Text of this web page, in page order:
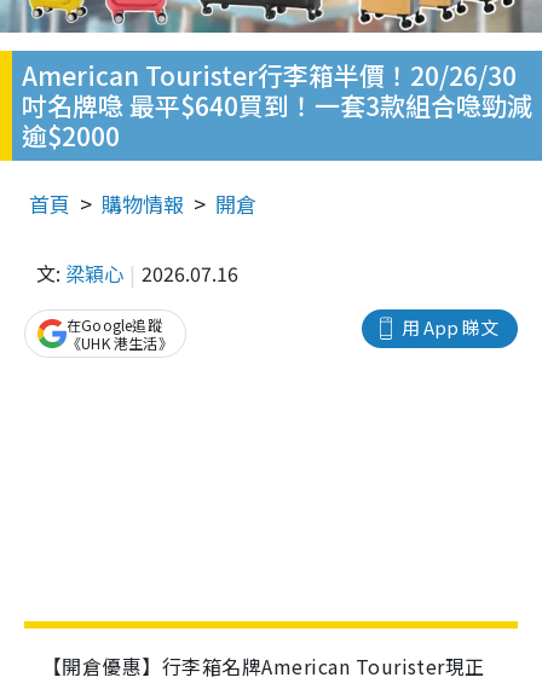
American Tourister行李箱半價！20/26/30
吋名牌喼 最平$640買到！一套3款組合喼勁減
逾$2000
首頁 購物情報 開倉
文: 梁穎心 2026.07.16
用 App 睇文
在Google追蹤
《UHK 港生活》
【開倉優惠】行李箱名牌American Tourister現正